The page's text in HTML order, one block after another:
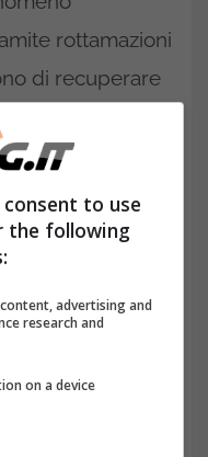
rottamazioni
di recuperare
i passi
sono ancora
idee.
to use
the following
advertising and
research and
on a device